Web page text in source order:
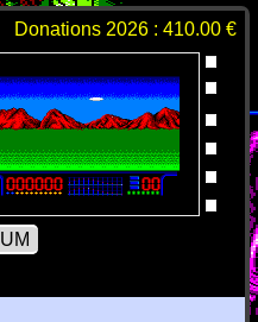
Donations 2026 : 410.00 €